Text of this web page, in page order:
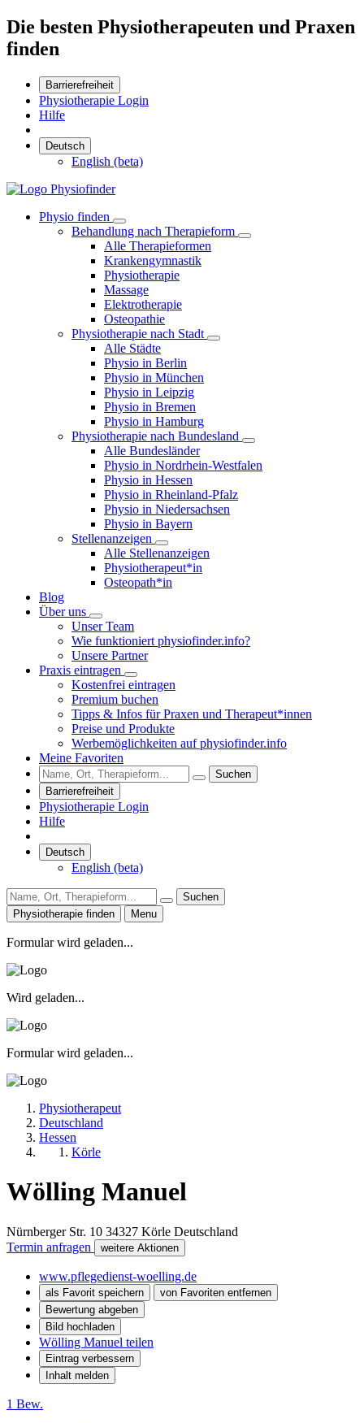
Die besten Physiotherapeuten und Praxen
finden
Barrierefreiheit
Physiotherapie Login
Hilfe
Deutsch
English (beta)
Physio finden
Behandlung nach Therapieform
Alle Therapieformen
Krankengymnastik
Physiotherapie
Massage
Elektrotherapie
Osteopathie
Physiotherapie nach Stadt
Alle Städte
Physio in Berlin
Physio in München
Physio in Leipzig
Physio in Bremen
Physio in Hamburg
Physiotherapie nach Bundesland
Alle Bundesländer
Physio in Nordrhein-Westfalen
Physio in Hessen
Physio in Rheinland-Pfalz
Physio in Niedersachsen
Physio in Bayern
Stellenanzeigen
Alle Stellenanzeigen
Physiotherapeut*in
Osteopath*in
Blog
Über uns
Unser Team
Wie funktioniert physiofinder.info?
Unsere Partner
Praxis eintragen
Kostenfrei eintragen
Premium buchen
Tipps & Infos für Praxen und Therapeut*innen
Preise und Produkte
Werbemöglichkeiten auf physiofinder.info
Meine Favoriten
Suchen
Barrierefreiheit
Physiotherapie Login
Hilfe
Deutsch
English (beta)
Suchen
Physiotherapie finden
Menu
Formular wird geladen...
Wird geladen...
Formular wird geladen...
Physiotherapeut
Deutschland
Hessen
Körle
Wölling Manuel
Nürnberger Str. 10 34327 Körle Deutschland
Termin anfragen
weitere Aktionen
www.pflegedienst-woelling.de
als Favorit speichern
von Favoriten entfernen
Bewertung abgeben
Bild hochladen
Wölling Manuel teilen
Eintrag verbessern
Inhalt melden
1 Bew.